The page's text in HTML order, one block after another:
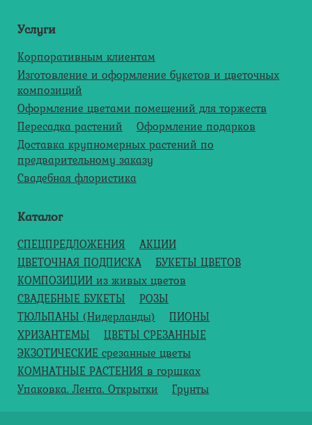
Услуги
Корпоративным клиентам
Изготовление и оформление букетов и цветочных
композиций
Оформление цветами помещений для торжеств
Пересадка растений
Оформление подарков
Доставка крупномерных растений по
предварительному заказу
Свадебная флористика
Каталог
СПЕЦПРЕДЛОЖЕНИЯ
АКЦИИ
ЦВЕТОЧНАЯ ПОДПИСКА
БУКЕТЫ ЦВЕТОВ
КОМПОЗИЦИИ из живых цветов
СВАДЕБНЫЕ БУКЕТЫ
РОЗЫ
ТЮЛЬПАНЫ (Нидерланды)
ПИОНЫ
ХРИЗАНТЕМЫ
ЦВЕТЫ СРЕЗАННЫЕ
ЭКЗОТИЧЕСКИЕ срезанные цветы
КОМНАТНЫЕ РАСТЕНИЯ в горшках
Упаковка. Лента. Открытки
Грунты